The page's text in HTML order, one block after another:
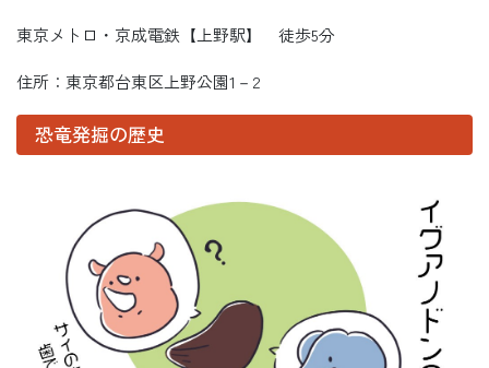
東京メトロ・京成電鉄【上野駅】 徒歩5分
住所：東京都台東区上野公園1－2
恐竜発掘の歴史